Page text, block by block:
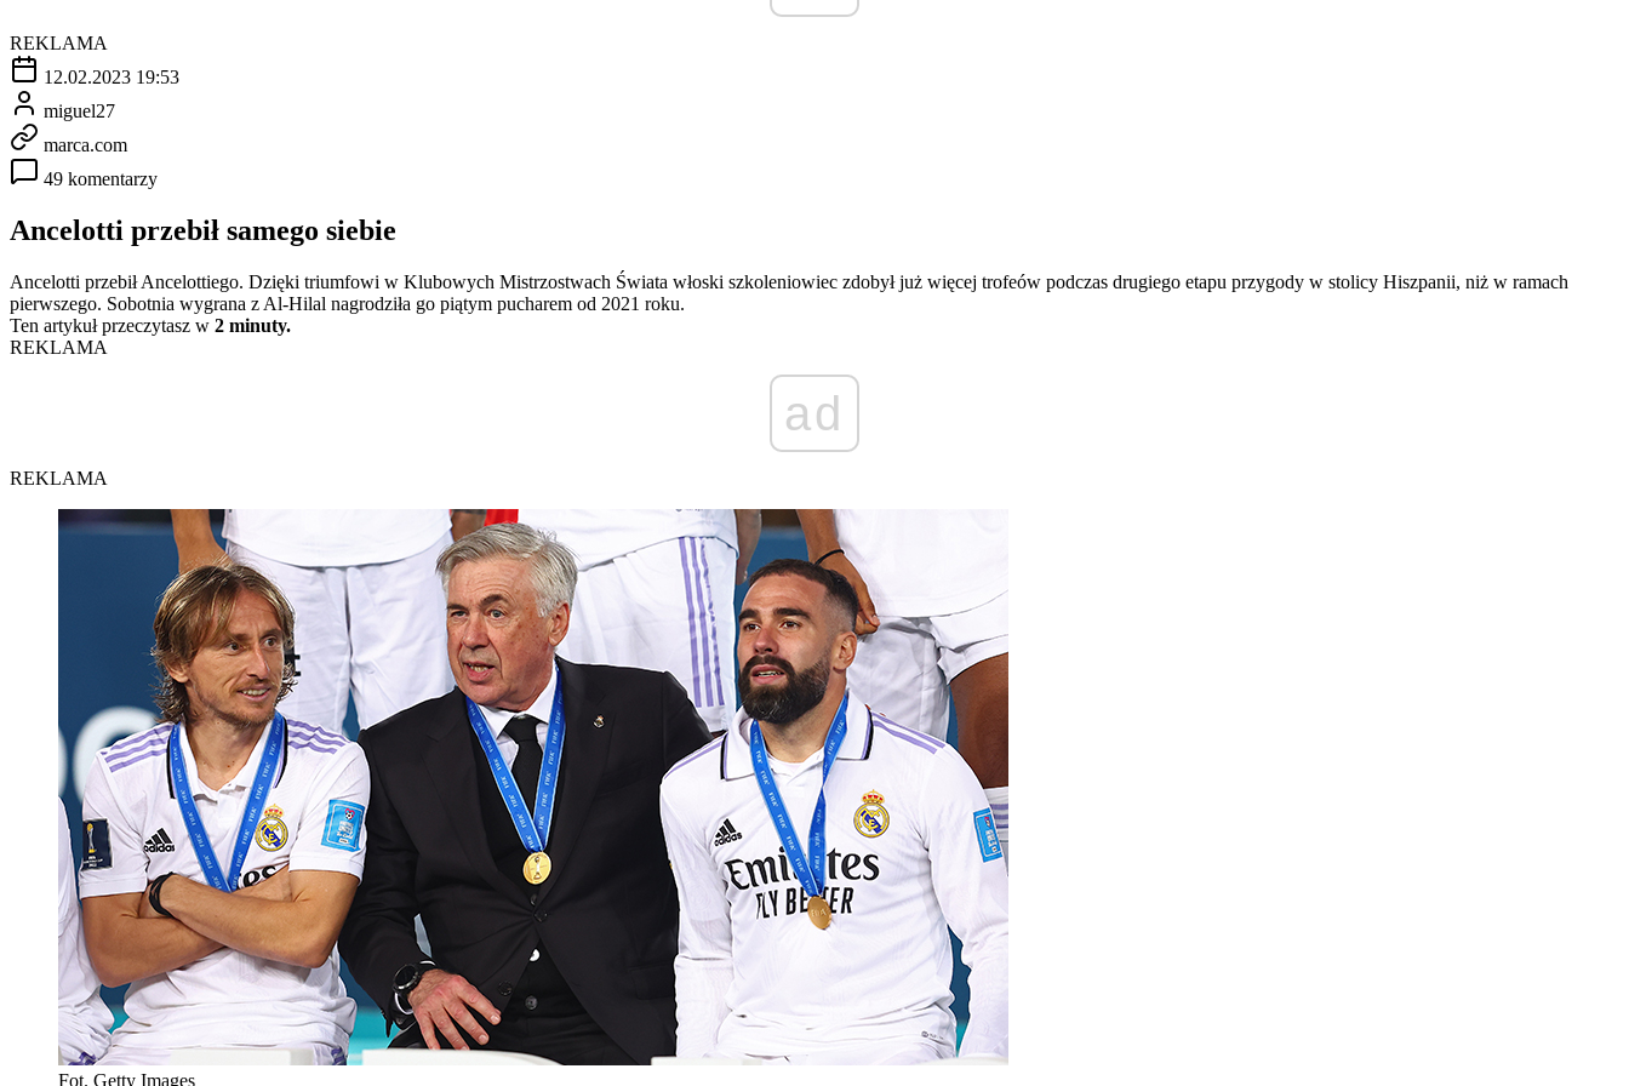
REKLAMA
12.02.2023 19:53
miguel27
marca.com
49 komentarzy
Ancelotti przebił samego siebie
Ancelotti przebił Ancelottiego. Dzięki triumfowi w Klubowych Mistrzostwach Świata włoski szkoleniowiec zdobył już więcej trofeów podczas drugiego etapu przygody w stolicy Hiszpanii, niż w ramach
pierwszego. Sobotnia wygrana z Al-Hilal nagrodziła go piątym pucharem od 2021 roku.
Ten artykuł przeczytasz w 2 minuty.
REKLAMA
ad
REKLAMA
Fot. Getty Images